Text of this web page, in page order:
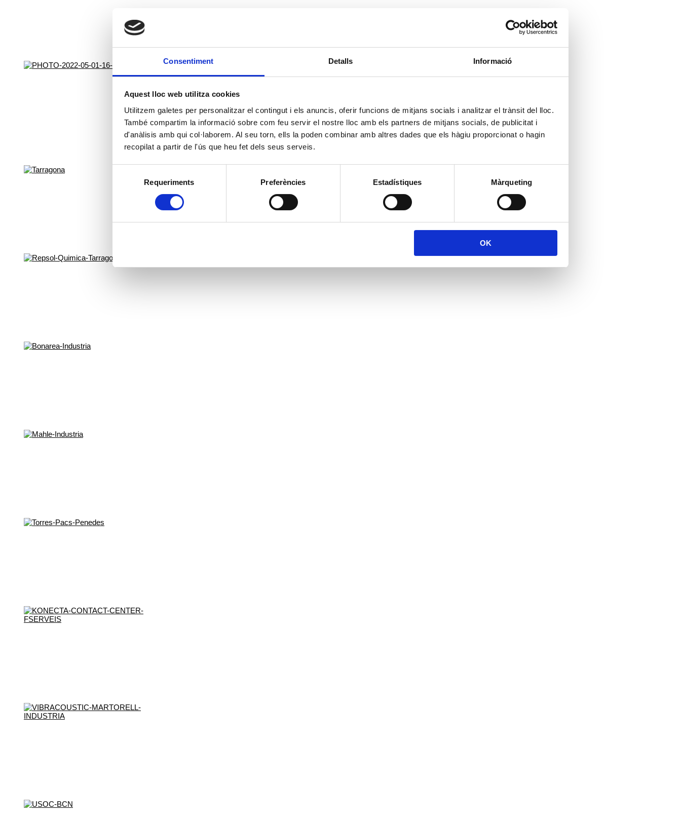
Consentiment Detalls Informació
Aquest lloc web utilitza cookies
Utilitzem galetes per personalitzar el contingut i els anuncis, oferir funcions de mitjans socials i analitzar el trànsit del lloc.
També compartim la informació sobre com feu servir el nostre lloc amb els partners de mitjans socials, de publicitat i
d'anàlisis amb qui col·laborem. Al seu torn, ells la poden combinar amb altres dades que els hàgiu proporcionat o hagin
recopilat a partir de l'ús que heu fet dels seus serveis.
consentiment
Requeriments Preferències Estadístiques Màrqueting
OK